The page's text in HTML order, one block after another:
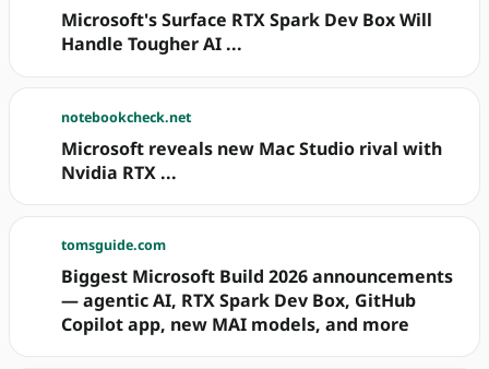
Microsoft's Surface RTX Spark Dev Box Will
Handle Tougher AI ...
notebookcheck.net
Microsoft reveals new Mac Studio rival with
Nvidia RTX ...
tomsguide.com
Biggest Microsoft Build 2026 announcements
— agentic AI, RTX Spark Dev Box, GitHub
Copilot app, new MAI models, and more